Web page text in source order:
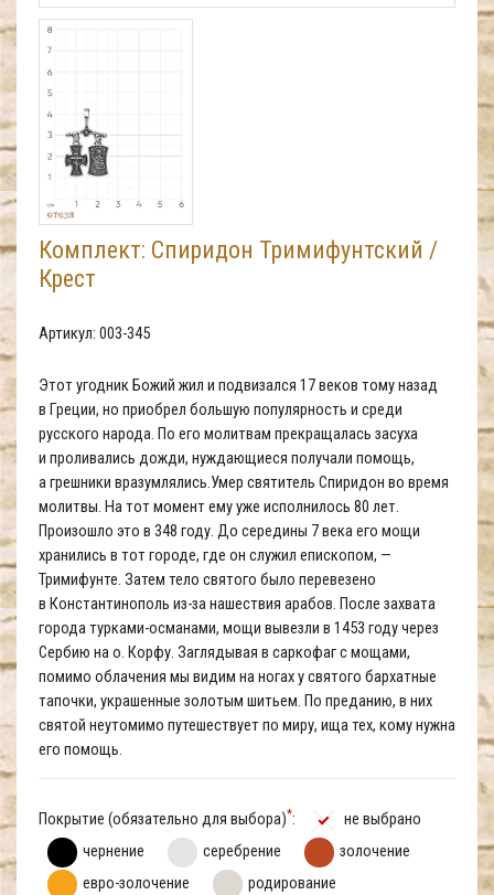
Комплект: Спиридон Тримифунтский /
Крест
Артикул: 003-345
Этот угодник Божий жил и подвизался 17 веков тому назад
в Греции, но приобрел большую популярность и среди
русского народа. По его молитвам прекращалась засуха
и проливались дожди, нуждающиеся получали помощь,
а грешники вразумлялись.Умер святитель Спиридон во время
молитвы. На тот момент ему уже исполнилось 80 лет.
Произошло это в 348 году. До середины 7 века его мощи
хранились в тот городе, где он служил епископом, —
Тримифунте. Затем тело святого было перевезено
в Константинополь из-за нашествия арабов. После захвата
города турками-османами, мощи вывезли в 1453 году через
Сербию на о. Корфу. Заглядывая в саркофаг с мощами,
помимо облачения мы видим на ногах у святого бархатные
тапочки, украшенные золотым шитьем. По преданию, в них
святой неутомимо путешествует по миру, ища тех, кому нужна
его помощь.
Покрытие (обязательно для выбора)*:
не выбрано
чернение
серебрение
золочение
евро-золочение
родирование